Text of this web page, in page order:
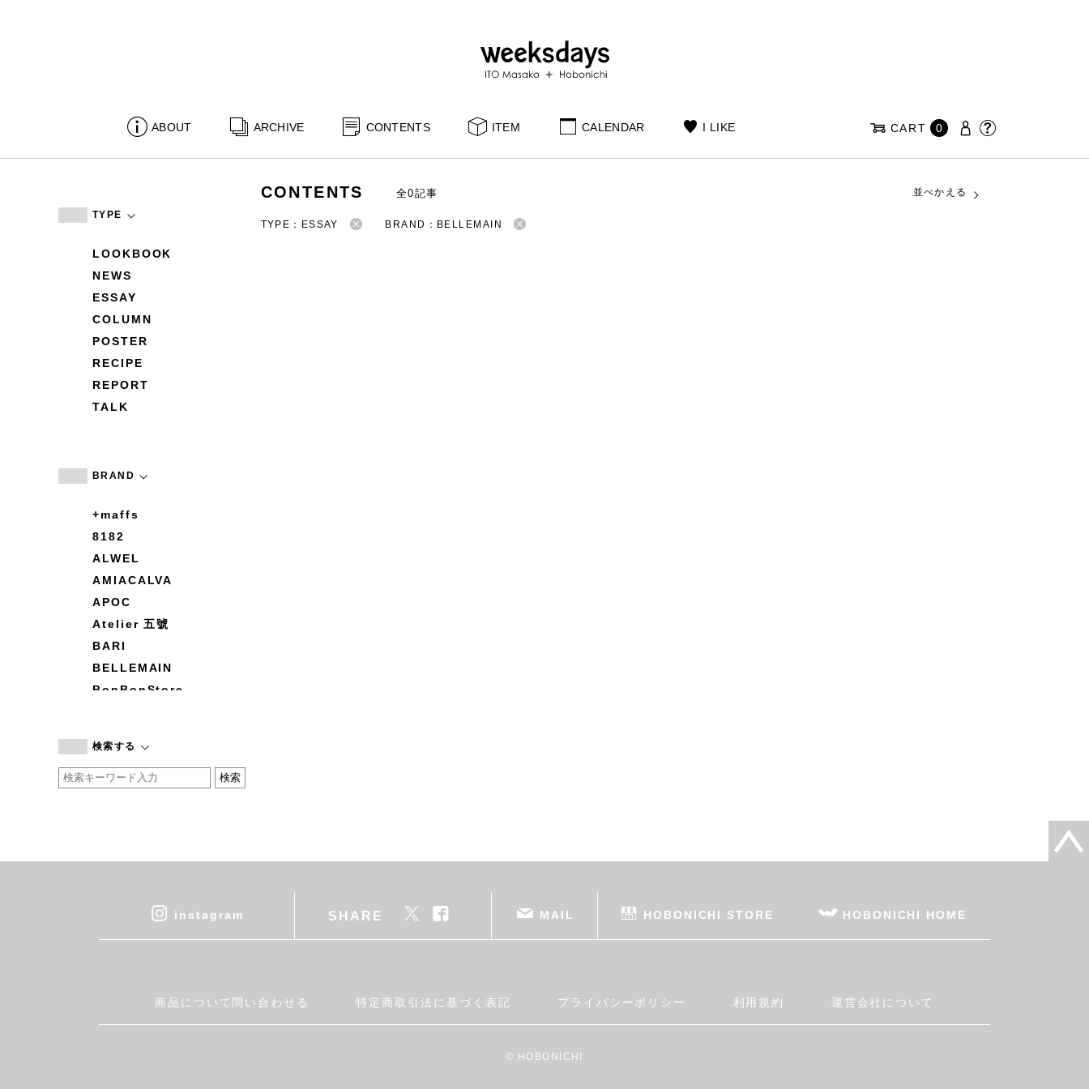
ABOUT ARCHIVE CONTENTS ITEM CALENDAR I LIKE CART 0
TYPE
LOOKBOOK
NEWS
ESSAY
COLUMN
POSTER
RECIPE
REPORT
TALK
BRAND
+maffs
8182
ALWEL
AMIACALVA
APOC
Atelier 五號
BARI
BELLEMAIN
BonBonStore
by basics
CATWORTH
cohan
DEAN & DELUCA
Fatima Morocco
検索する
CONTENTS 全0記事 並べかえる
TYPE：ESSAY BRAND：BELLEMAIN
instagram SHARE MAIL HOBONICHI STORE HOBONICHI HOME
商品について問い合わせる 特定商取引法に基づく表記 プライバシーポリシー 利用規約 運営会社について
© HOBONICHI